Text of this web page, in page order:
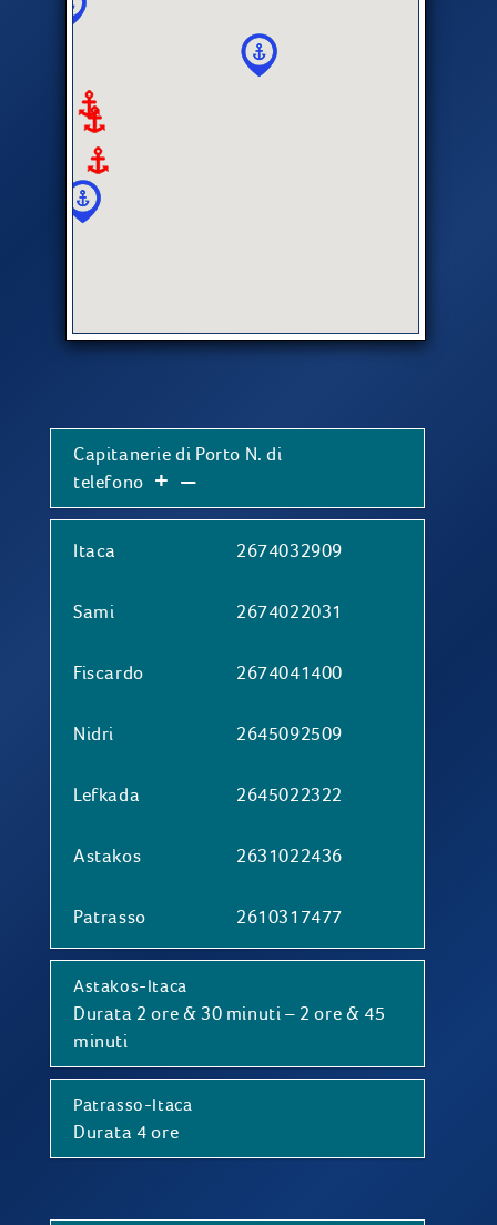
Capitanerie di Porto N. di
telefono + –
Itaca 2674032909
Sami 2674022031
Fiscardo 2674041400
Nidri 2645092509
Lefkada 2645022322
Astakos 2631022436
Patrasso 2610317477
Astakos-Itaca
Durata 2 ore & 30 minuti – 2 ore & 45
minuti
Patrasso-Itaca
Durata 4 ore